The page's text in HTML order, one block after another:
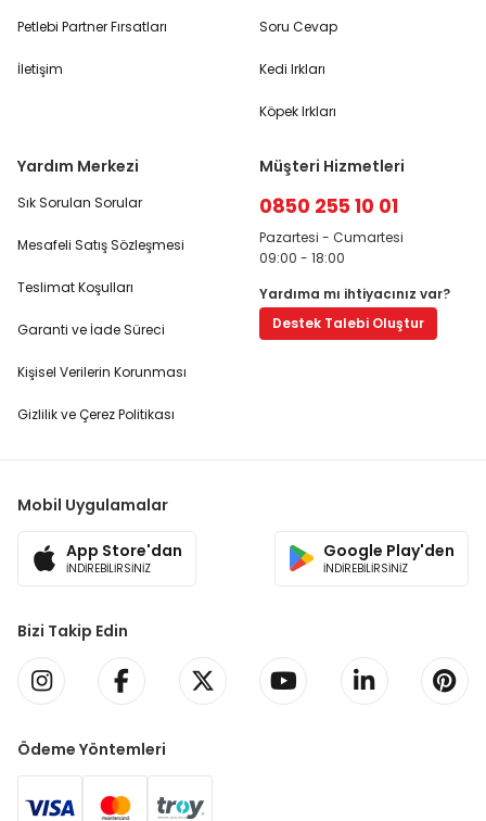
Petlebi Partner Fırsatları
İletişim
Soru Cevap
Kedi Irkları
Köpek Irkları
Yardım Merkezi
Sık Sorulan Sorular
Mesafeli Satış Sözleşmesi
Teslimat Koşulları
Garanti ve İade Süreci
Kişisel Verilerin Korunması
Gizlilik ve Çerez Politikası
Müşteri Hizmetleri
0850 255 10 01
Pazartesi - Cumartesi
09:00 - 18:00
Yardıma mı ihtiyacınız var?
Destek Talebi Oluştur
Mobil Uygulamalar
App Store'dan
İNDİREBİLİRSİNİZ
Google Play'den
İNDİREBİLİRSİNİZ
Bizi Takip Edin
Ödeme Yöntemleri